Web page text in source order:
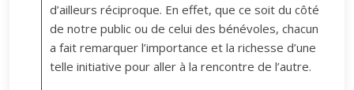
d’ailleurs réciproque. En effet, que ce soit du côté
de notre public ou de celui des bénévoles, chacun
a fait remarquer l’importance et la richesse d’une
telle initiative pour aller à la rencontre de l’autre.